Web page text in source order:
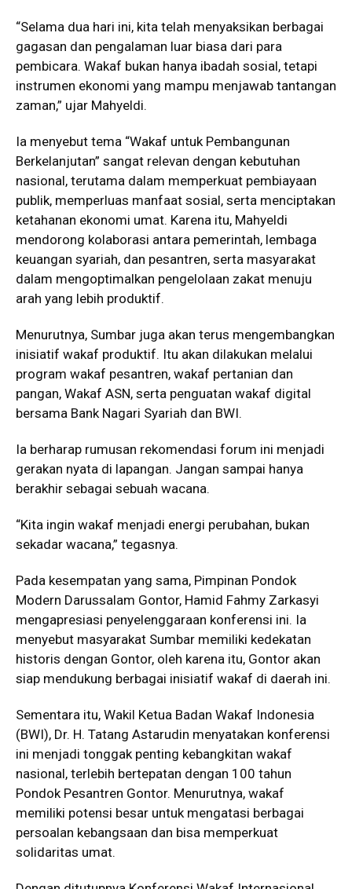
“Selama dua hari ini, kita telah menyaksikan berbagai
gagasan dan pengalaman luar biasa dari para
pembicara. Wakaf bukan hanya ibadah sosial, tetapi
instrumen ekonomi yang mampu menjawab tantangan
zaman,” ujar Mahyeldi.
Ia menyebut tema “Wakaf untuk Pembangunan
Berkelanjutan” sangat relevan dengan kebutuhan
nasional, terutama dalam memperkuat pembiayaan
publik, memperluas manfaat sosial, serta menciptakan
ketahanan ekonomi umat. Karena itu, Mahyeldi
mendorong kolaborasi antara pemerintah, lembaga
keuangan syariah, dan pesantren, serta masyarakat
dalam mengoptimalkan pengelolaan zakat menuju
arah yang lebih produktif.
Menurutnya, Sumbar juga akan terus mengembangkan
inisiatif wakaf produktif. Itu akan dilakukan melalui
program wakaf pesantren, wakaf pertanian dan
pangan, Wakaf ASN, serta penguatan wakaf digital
bersama Bank Nagari Syariah dan BWI.
Ia berharap rumusan rekomendasi forum ini menjadi
gerakan nyata di lapangan. Jangan sampai hanya
berakhir sebagai sebuah wacana.
“Kita ingin wakaf menjadi energi perubahan, bukan
sekadar wacana,” tegasnya.
Pada kesempatan yang sama, Pimpinan Pondok
Modern Darussalam Gontor, Hamid Fahmy Zarkasyi
mengapresiasi penyelenggaraan konferensi ini. Ia
menyebut masyarakat Sumbar memiliki kedekatan
historis dengan Gontor, oleh karena itu, Gontor akan
siap mendukung berbagai inisiatif wakaf di daerah ini.
Sementara itu, Wakil Ketua Badan Wakaf Indonesia
(BWI), Dr. H. Tatang Astarudin menyatakan konferensi
ini menjadi tonggak penting kebangkitan wakaf
nasional, terlebih bertepatan dengan 100 tahun
Pondok Pesantren Gontor. Menurutnya, wakaf
memiliki potensi besar untuk mengatasi berbagai
persoalan kebangsaan dan bisa memperkuat
solidaritas umat.